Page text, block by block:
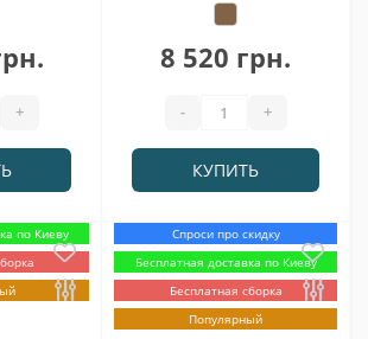
+
8 520 грн.
- +
КУПИТЬ
по Киеву
Спроси про скидку
Бесплатная доставка по Киеву
Бесплатная сборка
Популярный